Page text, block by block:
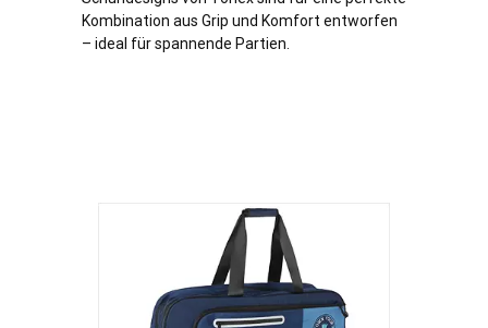
Kombination aus Grip und Komfort entworfen
– ideal für spannende Partien.